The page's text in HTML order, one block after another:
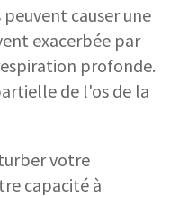
peuvent causer une
exacerbée par
profonde.
de l'os de la
votre
capacité à